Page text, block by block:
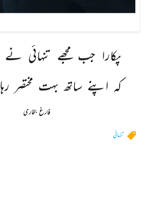
پکارا جب مجھے تنہائی نے
کہ اپنے ساتھ بہت مختصر رہا
فارغ بخاری
تنہائی